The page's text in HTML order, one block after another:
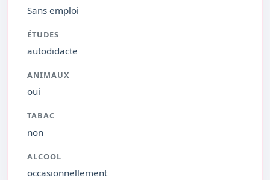
Sans emploi
ÉTUDES
autodidacte
ANIMAUX
oui
TABAC
non
ALCOOL
occasionnellement